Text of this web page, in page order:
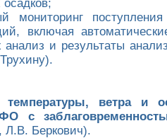
мониторинг
включая
и результаты
температуры, ветра и
с
Л.В. Беркович).